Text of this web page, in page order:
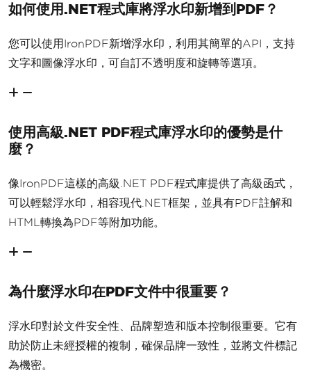
如何使用.NET程式庫將浮水印新增到PDF？
您可以使用IronPDF新增浮水印，利用其簡單的API，支持
文字和圖像浮水印，可自訂不透明度和旋轉等選項。
使用高級.NET PDF程式庫浮水印的優勢是什
麼？
像IronPDF這樣的高級.NET PDF程式庫提供了高級函式，
可以輕鬆浮水印，相容現代.NET框架，並具有PDF註解和
HTML轉換為PDF等附加功能。
為什麼浮水印在PDF文件中很重要？
浮水印對於文件安全性、品牌塑造和版本控制很重要。它有
助於防止未經授權的複制，確保品牌一致性，並將文件標記
為機密。